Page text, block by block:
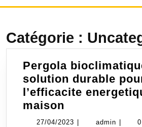
Catégorie :
Pergola
solution durable
l’efficacite
maison
bioclimatique
27/04/2023 27/04/2023
admin admin